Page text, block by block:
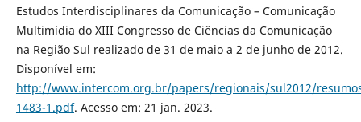
Estudos Interdisciplinares da Comunicação – Comunicação
Multimídia do XIII Congresso de Ciências da Comunicação
na Região Sul realizado de 31 de maio a 2 de junho de 2012.
Disponível em:
http://www.intercom.org.br/papers/regionais/sul2012/
1483-1.pdf. Acesso em: 21 jan. 2023.